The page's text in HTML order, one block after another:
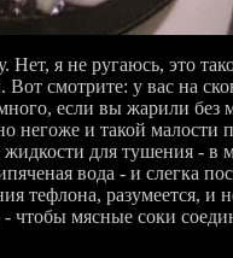
Нет, я не ругаюсь, это
смотрите: у вас на
если вы жарили без
негоже и такой малости
жидкости для тушения - в
вода - и слегка
тефлона, разумеется, и
чтобы мясные соки